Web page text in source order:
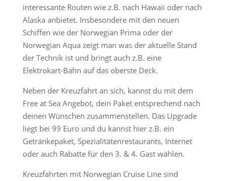
interessante Routen wie z.B. nach Hawaii oder nach
Alaska anbietet. Insbesondere mit den neuen
Schiffen wie der Norwegian Prima oder der
Norwegian Aqua zeigt man was der aktuelle Stand
der Technik ist und bringt auch z.B. eine
Elektrokart-Bahn auf das oberste Deck.
Neben der Kreuzfahrt an sich, kannst du mit dem
Free at Sea Angebot, dein Paket entsprechend nach
deinen Wünschen zusammenstellen. Das Upgrade
liegt bei 99 Euro und du kannst hier z.B. ein
Getränkepaket, Spezialitätenrestaurants, Internet
oder auch Rabatte für den 3. & 4. Gast wählen.
Kreuzfahrten mit Norwegian Cruise Line sind